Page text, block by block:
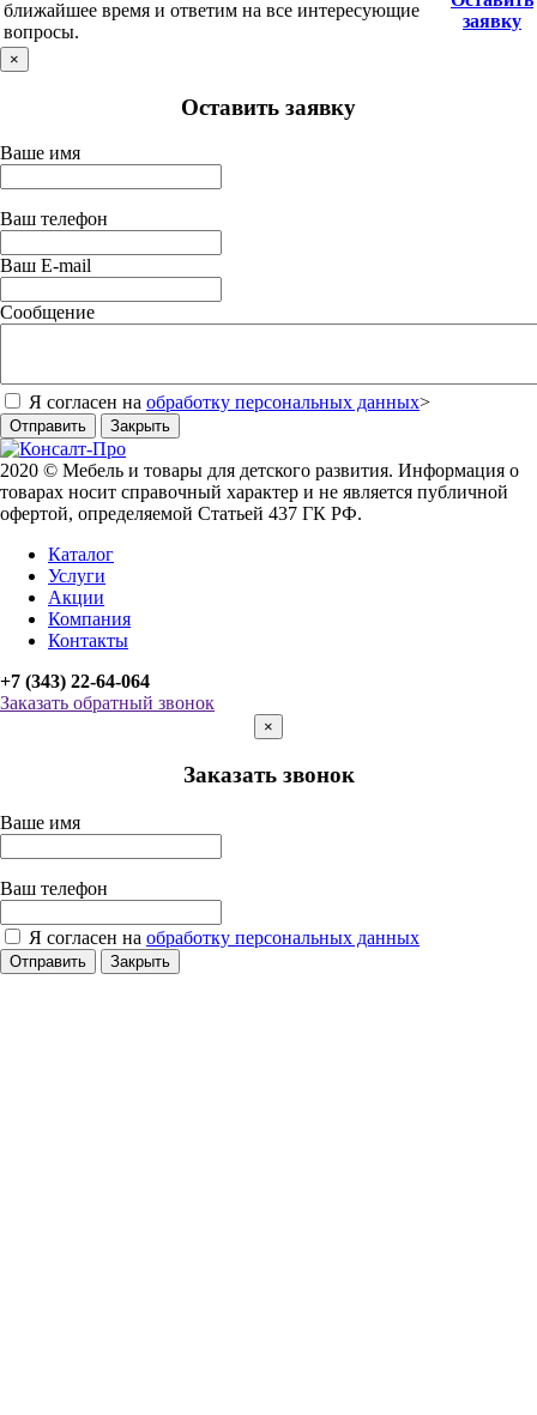
ближайшее время и ответим на все интересующие
вопросы.
заявку
×
Оставить заявку
Ваше имя
Ваш телефон
Ваш E-mail
Сообщение
Я согласен на обработку персональных данных>
Отправить Закрыть
2020 © Мебель и товары для детского развития. Информация о
товарах носит справочный характер и не является публичной
офертой, определяемой Статьей 437 ГК РФ.
Каталог
Услуги
Акции
Компания
Контакты
+7 (343) 22-64-064
Заказать обратный звонок
×
Заказать звонок
Ваше имя
Ваш телефон
Я согласен на обработку персональных данных
Отправить Закрыть